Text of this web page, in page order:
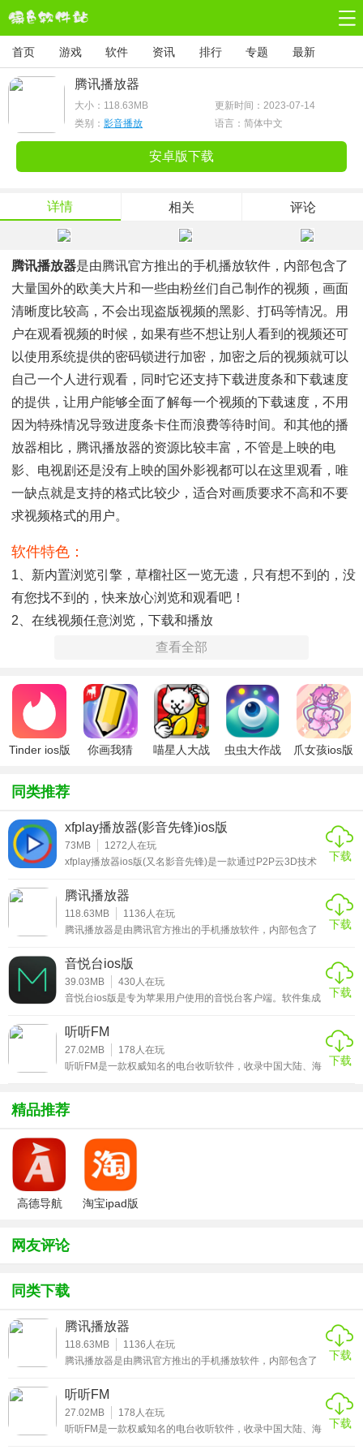
首页 游戏 软件 资讯 排行 专题 最新
腾讯播放器
大小： 118.63MB
更新时间：2023-07-14
类别： 影音播放 语言：简体中文
安卓版下载
详情 相关 评论
腾讯播放器是由腾讯官方推出的手机播放软件，内部包含了
大量国外的欧美大片和一些由粉丝们自己制作的视频，画面
清晰度比较高，不会出现盗版视频的黑影、打码等情况。用
户在观看视频的时候，如果有些不想让别人看到的视频还可
以使用系统提供的密码锁进行加密，加密之后的视频就可以
自己一个人进行观看，同时它还支持下载进度条和下载速度
的提供，让用户能够全面了解每一个视频的下载速度，不用
因为特殊情况导致进度条卡住而浪费等待时间。和其他的播
放器相比，腾讯播放器的资源比较丰富，不管是上映的电
影、电视剧还是没有上映的国外影视都可以在这里观看，唯
一缺点就是支持的格式比较少，适合对画质要求不高和不要
求视频格式的用户。
软件特色：
1、新内置浏览引擎，草榴社区一览无遗，只有想不到的，没
有您找不到的，快来放心浏览和观看吧！
2、在线视频任意浏览，下载和播放
3、动态下载进度条和下载速度，支持并行下载，更快的欣赏
4、浏览历史支持，地址栏智能提示
5、更多便捷功能等您来发现，使用过程中遇到问题，请通过
软件中问题咨询进行反馈，谢谢您的大力支持
查看全部
Tinder ios版
你画我猜
喵星人大战
虫虫大作战
爪女孩ios版
同类推荐
xfplay播放器(影音先锋)ios版
73MB 1272 人在玩
xfplay播放器ios版(又名影音先锋)是一款通过P2P云3D技术
wmv、asf、mp3、wma、swf等多种主流影音格式，内置多
种视频解码器就连一些比较特殊的视频播放格式也可以进行
观看，此外还可以使用它来播放磁铁链接、BT种子中的视
频。和QQ影音这种大家常用的播放器相比，这款播放占用的
下载
腾讯播放器
118.63MB 1136 人在玩
腾讯播放器是由腾讯官方推出的手机播放软件，内部包含了
清晰度比较高，不会出现盗版视频的黑影、打码等情况。用
户在观看视频的时候，如果有些不想让别人看到的视频还可
以使用系统提供的密码锁进行加密，加密之后的视频就可以
自己一个人进行观看；同时它还支持下载进度条和下载速度
放器相比，腾讯播放器的资源比较丰富，不管是上映的电
影、电视剧还是没有上映的国外影视都可以在这里
下载
音悦台ios版
39.03MB 430人在玩
音悦台ios版是专为苹果用户使用的音悦台客户端。软件集成
的音乐平台。小编以前一有喜欢的歌手推出新歌了，就想在
第一时间内获取到最新的MV资讯，查看高清视频。但是总是
回敬道一些小网站，MV画质差就算了，还都是色情小广告。
大部分人都应该和小编一样苦于没有一个很好的平台去观
下载
听听FM
27.02MB 178 人在玩
听听FM是一款权威知名的电台收听软件，收录中国大陆、海
小品等电台节目一应俱全，用户可以根据自己的需求，选择
电台节目进行收听，有需要的用户赶快来下载听听FM安卓版
下载
精品推荐
高德导航
淘宝ipad版
网友评论
同类下载
腾讯播放器
118.63MB 1136 人在玩
腾讯播放器是由腾讯官方推出的手机播放软件，内部包含了
清晰度比较高，不会出现盗版视频的黑影、打码等情况。用
户在观看视频的时候，如果有些不想让别人看到的视频还可
以使用系统提供的密码锁进行加密，加密之后的视频就可以
自己一个人进行观看；同时它还支持下载进度条和下载速度
下载
听听FM
27.02MB 178 人在玩
听听FM是一款权威知名的电台收听软件，收录中国大陆、海
下载